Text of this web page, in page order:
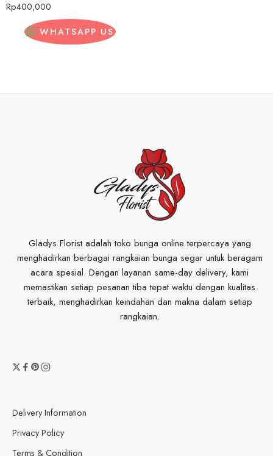
Rp400,000
WHATSAPP US
Gladys Florist adalah toko bunga online terpercaya yang
menghadirkan berbagai rangkaian bunga segar untuk beragam
acara spesial. Dengan layanan same-day delivery, kami
memastikan setiap pesanan tiba tepat waktu dengan kualitas
terbaik, menghadirkan keindahan dan makna dalam setiap
rangkaian.
Delivery Information
Privacy Policy
Terms & Condition